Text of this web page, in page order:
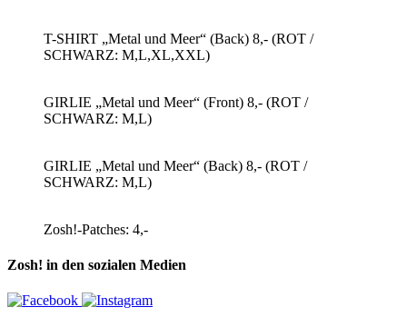
T-SHIRT „Metal und Meer“ (Back) 8,- (ROT /
SCHWARZ: M,L,XL,XXL)
GIRLIE „Metal und Meer“ (Front) 8,- (ROT /
SCHWARZ: M,L)
GIRLIE „Metal und Meer“ (Back) 8,- (ROT /
SCHWARZ: M,L)
Zosh!-Patches: 4,-
Zosh! in den sozialen Medien